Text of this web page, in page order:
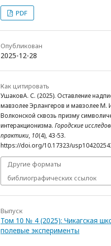
PDF
Опубликован
2025-12-28
Как цитировать
УшаковА. С. (2025). Оставление
мавзолее Эрлангеров и мавзолее М.
Волконской сквозь призму
интеракционизма. Городские
практики, 10(4), 43-53.
https://doi.org/10.17323/
Другие форматы
библиографических ссылок
Выпуск
Том 10 № 4 (2025): Чикагская
полевые эксперименты